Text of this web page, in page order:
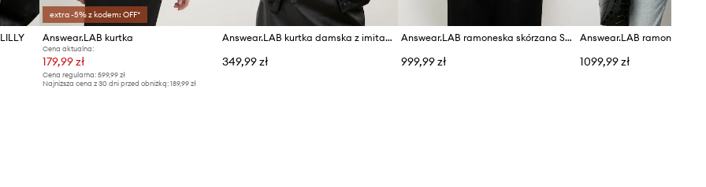
extra -5% z kodem: OFF*
Answear.LAB kurtka
Cena aktualna:
179,99 zł
Cena regularna: 599,99 zł
Najniższa cena z 30 dni przed obniżką: 189,99 zł
Answear.LAB kurtka damska z imitacji skóry
349,99 zł
Answear.LAB ramoneska skórzana SURI
999,99 zł 1099,99 zł